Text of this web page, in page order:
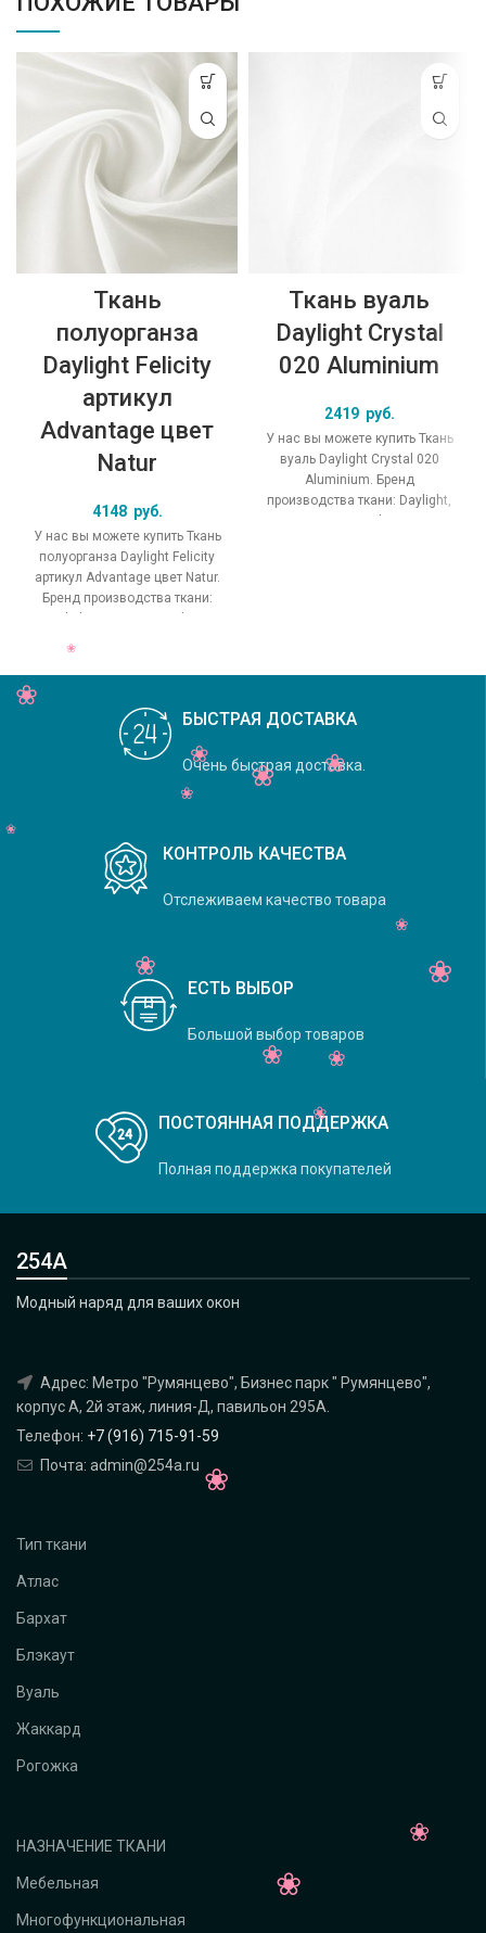
Ткань
полуорганза
Daylight Felicity
артикул
Advantage цвет
Natur
4148 руб.
У нас вы можете купить Ткань
полуорганза Daylight Felicity
артикул Advantage цвет Natur.
Бренд производства ткани:
Ткань вуаль
Daylight Crystal
020 Aluminium
2419 руб.
У нас вы можете купить Ткань
вуаль Daylight Crystal 020
Aluminium. Бренд
производства ткани: Daylight,
БЫСТРАЯ ДОСТАВКА
Очень быстрая доставка.
КОНТРОЛЬ КАЧЕСТВА
Отслеживаем качество товара
ЕСТЬ ВЫБОР
Большой выбор товаров
ПОСТОЯННАЯ ПОДДЕРЖКА
Полная поддержка покупателей
254А
Модный наряд для ваших окон
Адрес: Метро "Румянцево", Бизнес парк " Румянцево",
корпус А, 2й этаж, линия-Д, павильон 295A.
Телефон: +7 (916) 715-91-59
Почта: admin@254a.ru
Тип ткани
Атлас
Бархат
Блэкаут
Вуаль
Жаккард
Рогожка
НАЗНАЧЕНИЕ ТКАНИ
Мебельная
Многофункциональная